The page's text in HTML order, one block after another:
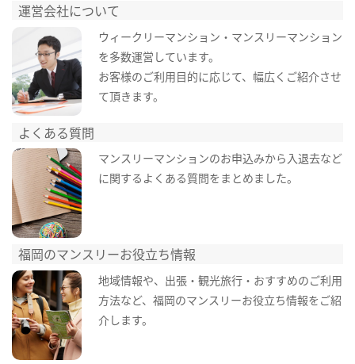
運営会社について
ウィークリーマンション・マンスリーマンション
を多数運営しています。
お客様のご利用目的に応じて、幅広くご紹介させ
て頂きます。
よくある質問
マンスリーマンションのお申込みから入退去など
に関するよくある質問をまとめました。
福岡のマンスリーお役立ち情報
地域情報や、出張・観光旅行・おすすめのご利用
方法など、福岡のマンスリーお役立ち情報をご紹
介します。